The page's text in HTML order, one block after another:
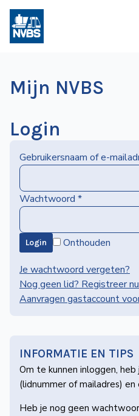
Op de Rails
NVBS Actueel
Excursies
Actueel
Ons
aanbod
Over
NVBS
Wegwijzer
NVBS
Mijn NVBS
Login
Gebruikersnaam of e-
Wachtwoord *
Login
Onthouden
Je wachtwoord vergeten?
Nog geen lid? Registreer
Aanvragen gastaccount
INFORMATIE EN TIPS
Om te kunnen inloggen,
(lidnummer of mailadres)
Heb je nog geen